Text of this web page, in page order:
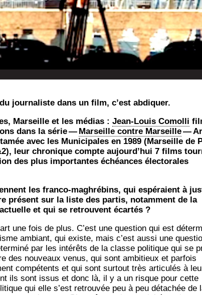
jour­na­liste dans un film, c’est abdiquer.
Mar­seille et les médias : Jean-Louis Comol­li
dans la série — Mar­seille contre Mar­seille—
avec les Muni­ci­pales en 1989 (Mar­seille de
leur chro­nique compte aujourd’­hui 7 films
des plus impor­tantes échéances élec­to­rales
les fran­co-magh­ré­bins, qui espé­raient à
pré­sent sur la liste des par­tis, notam­ment de la
et qui se retrouvent écartés ?
une fois de plus. C’est une ques­tion qui est
ambiant, qui existe, mais c’est aus­si une
par les inté­rêts de la classe poli­tique qui se
des nou­veaux venus, qui sont ambi­tieux et par­fois
com­pé­tents et qui sont sur­tout très arti­cu­lés à
ils sont issus et donc là, il y a un risque pour cette
qui elle s’est retrou­vée peu à peu déta­chée de